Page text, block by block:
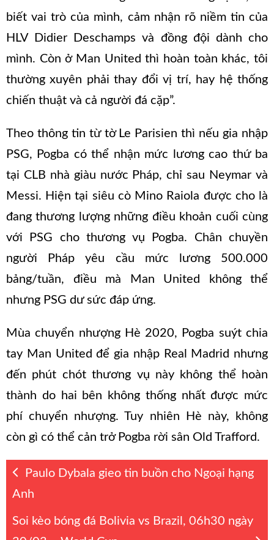
biết vai trò của mình, cảm nhận rõ niềm tin của
HLV Didier Deschamps và đồng đội dành cho
mình. Còn ở Man United thì hoàn toàn khác, tôi
thường xuyên phải thay đổi vị trí, hay hệ thống
chiến thuật và cả người đá cặp”.
Theo thông tin từ tờ Le Parisien thì nếu gia nhập
PSG, Pogba có thể nhận mức lương cao thứ ba
tại CLB nhà giàu nước Pháp, chỉ sau Neymar và
Messi. Hiện tại siêu cò Mino Raiola được cho là
đang thương lượng những điều khoản cuối cùng
với PSG cho thương vụ Pogba. Chân chuyền
người Pháp yêu cầu mức lương 500.000
bảng/tuần, điều mà Man United không thể
nhưng PSG dư sức đáp ứng.
Mùa chuyển nhượng Hè 2020, Pogba suýt chia
tay Man United để gia nhập Real Madrid nhưng
đến phút chót thương vụ này không thể hoàn
thành do hai bên không thống nhất được mức
phí chuyển nhượng. Tuy nhiên Hè này, không
còn gì có thể cản trở Pogba rời sân Old Trafford.
Paulo Dybala gieo tin buồn cho Ngoại hạng
Anh
Soi kèo bóng đá Bolivia vs Brazil, 06h30 ngày